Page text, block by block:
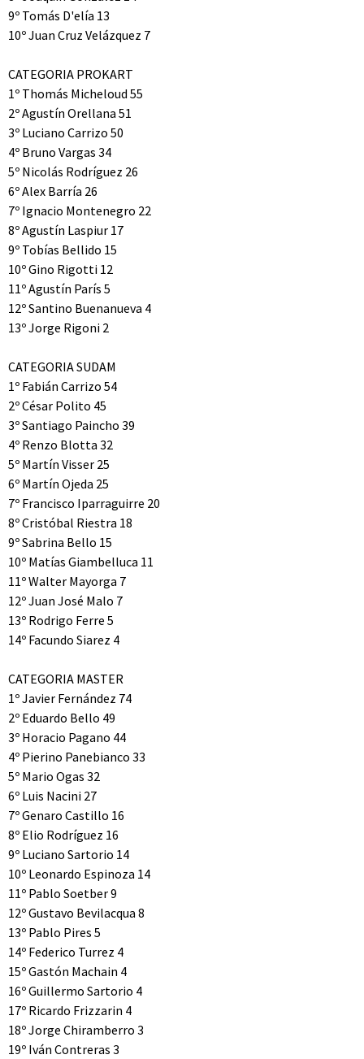
9º Tomás D'elía 13
10º Juan Cruz Velázquez 7
CATEGORIA PROKART
1º Thomás Micheloud 55
2º Agustín Orellana 51
3º Luciano Carrizo 50
4º Bruno Vargas 34
5º Nicolás Rodríguez 26
6º Alex Barría 26
7º Ignacio Montenegro 22
8º Agustín Laspiur 17
9º Tobías Bellido 15
10º Gino Rigotti 12
11º Agustín París 5
12º Santino Buenanueva 4
13º Jorge Rigoni 2
CATEGORIA SUDAM
1º Fabián Carrizo 54
2º César Polito 45
3º Santiago Paincho 39
4º Renzo Blotta 32
5º Martín Visser 25
6º Martín Ojeda 25
7º Francisco Iparraguirre 20
8º Cristóbal Riestra 18
9º Sabrina Bello 15
10º Matías Giambelluca 11
11º Walter Mayorga 7
12º Juan José Malo 7
13º Rodrigo Ferre 5
14º Facundo Siarez 4
CATEGORIA MASTER
1º Javier Fernández 74
2º Eduardo Bello 49
3º Horacio Pagano 44
4º Pierino Panebianco 33
5º Mario Ogas 32
6º Luis Nacini 27
7º Genaro Castillo 16
8º Elio Rodríguez 16
9º Luciano Sartorio 14
10º Leonardo Espinoza 14
11º Pablo Soetber 9
12º Gustavo Bevilacqua 8
13º Pablo Pires 5
14º Federico Turrez 4
15º Gastón Machain 4
16º Guillermo Sartorio 4
17º Ricardo Frizzarin 4
18º Jorge Chiramberro 3
19º Iván Contreras 3